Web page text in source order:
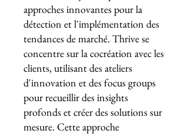
approches innovantes pour la
détection et l'implémentation des
tendances de marché. Thrive se
concentre sur la cocréation avec les
clients, utilisant des ateliers
d'innovation et des focus groups
pour recueillir des insights
profonds et créer des solutions sur
mesure. Cette approche